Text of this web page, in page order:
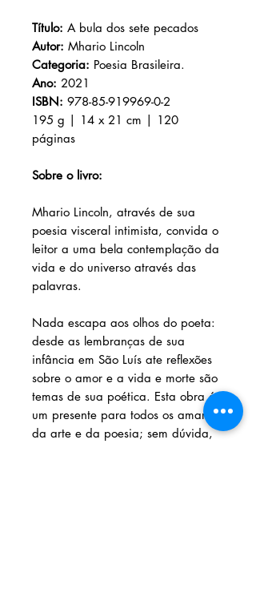
Título: A bula dos sete pecados
Autor: Mhario Lincoln
Categoria: Poesia Brasileira.
Ano: 2021
ISBN: 978-85-919969-0-2
195 g | 14 x 21 cm | 120
páginas
Sobre o livro:
Mhario Lincoln, através de sua
poesia visceral intimista, convida o
leitor a uma bela contemplação da
vida e do universo através das
palavras.
Nada escapa aos olhos do poeta:
desde as lembranças de sua
infância em São Luís ate reflexões
sobre o amor e a vida e morte são
temas de sua poética. Esta obra é
um presente para todos os amantes
da arte e da poesia; sem dúvida,